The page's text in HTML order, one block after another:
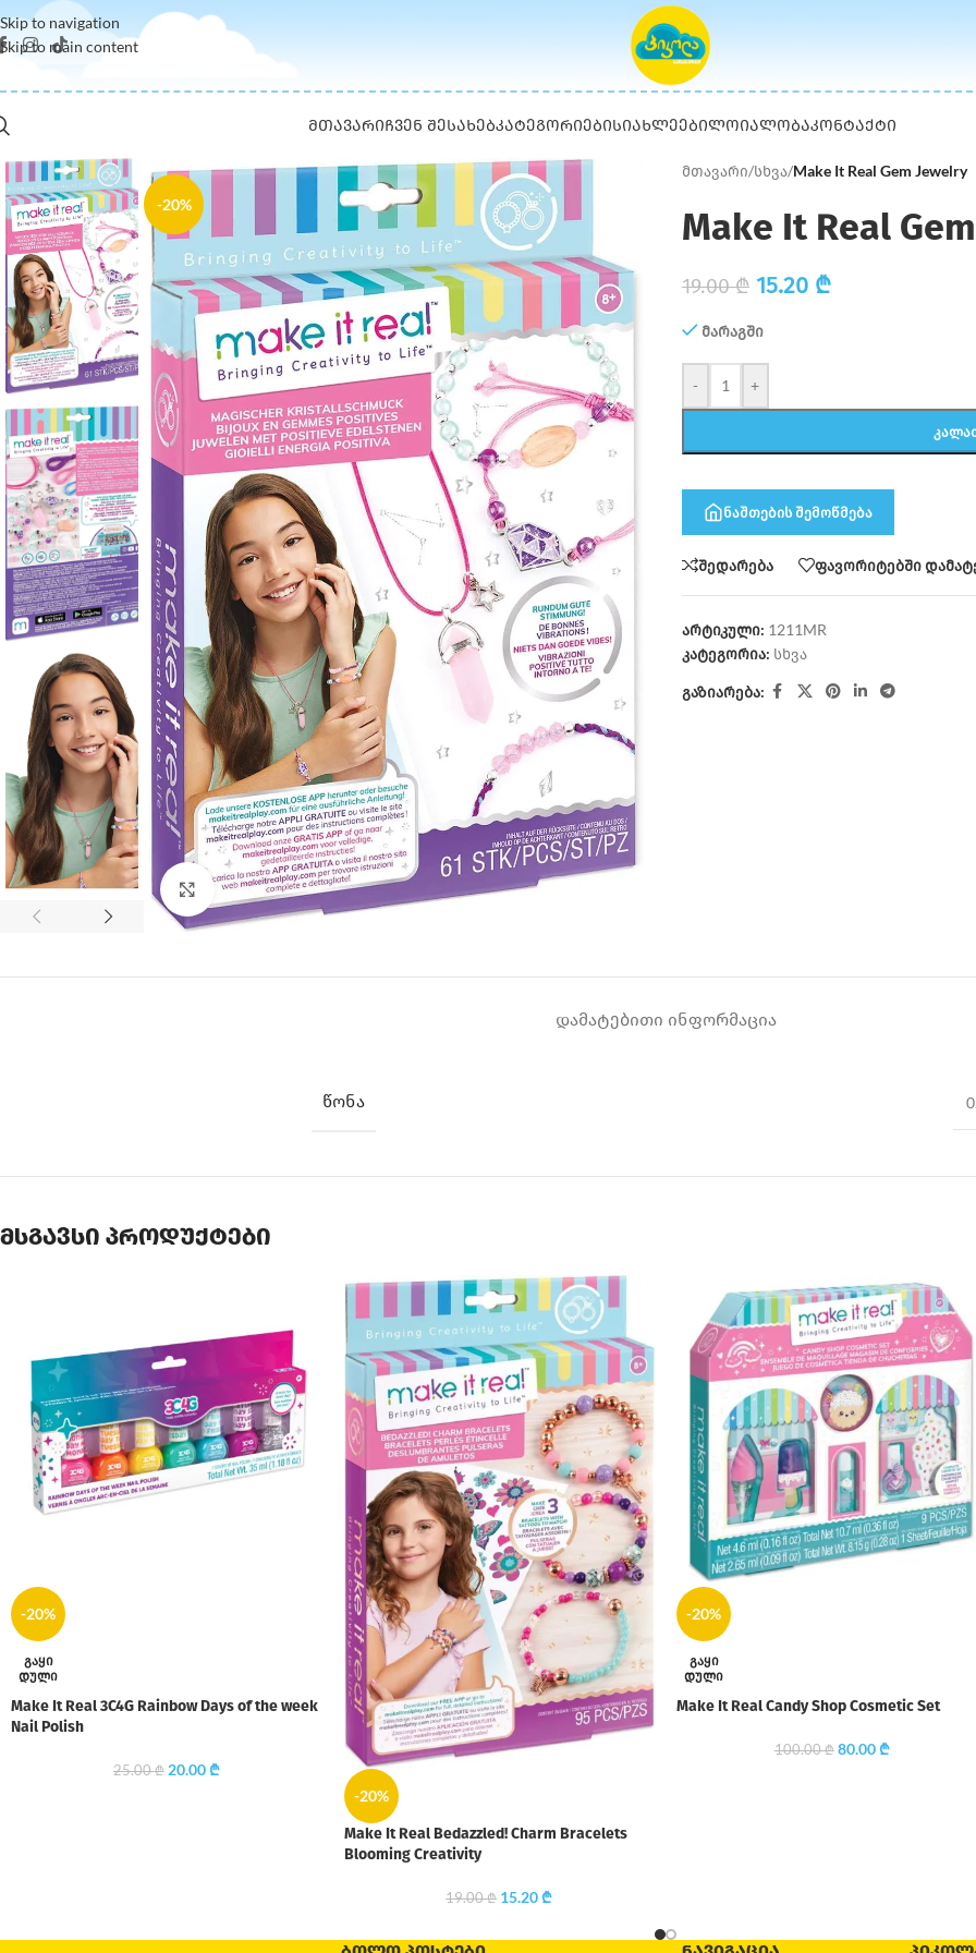
Skip to navigation
Skip to main content
ᲛᲗᲐᲕᲐᲠᲘᲩᲕᲔᲜ ᲨᲔᲡᲐᲮᲔᲑᲙᲐᲢᲔᲒᲝᲠᲘᲔᲑᲘᲡᲘᲐᲮᲚᲔᲔᲑᲘᲚᲝᲘᲐᲚᲝᲑᲐᲙᲝᲜᲢᲐᲥᲢᲘ
-20%
Click to enlarge
მთავარი/სხვა/Make It Real Gem Jewelry
Make It Real
19.00₾ 15.20 ₾
მარაგში
- +
ნაშთების შემოწმება
შედარება ფავორიტებში
არტიკული: 1211MR
კატეგორია: სხვა
გაზიარება:
ᲓᲐᲛᲐᲢᲔᲑᲘᲗᲘ ᲘᲜᲤᲝᲠᲛᲐᲪᲘᲐ
ᲬᲝᲜᲐ
მსგავსი პროდუქტები
-20%
ᲒᲐᲧᲘ
ᲓᲣᲚᲘ
Make It Real 3C4G Rainbow Days of the week
Nail Polish
25.00₾ 20.00₾
-20%
Make It Real Bedazzled! Charm Bracelets
Blooming Creativity
19.00₾ 15.20₾
-20%
ᲒᲐᲧᲘ
ᲓᲣᲚᲘ
Make It Real Candy Shop Cosmetic Set
100.00₾ 80.00₾